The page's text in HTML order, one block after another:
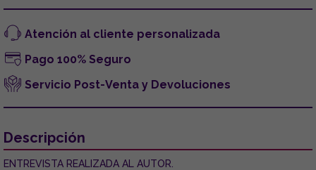
Atención al cliente personalizada
Pago 100% Seguro
Servicio Post-Venta y Devoluciones
Descripción
ENTREVISTA REALIZADA AL AUTOR.